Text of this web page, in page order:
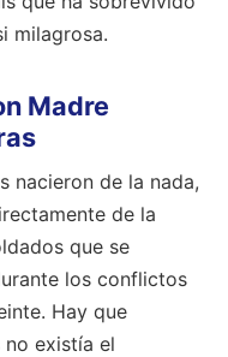
milagrosa.
Madre
nacieron de la nada,
de la
que se
los conflictos
Hay que
no existía el